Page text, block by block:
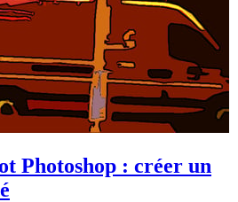
Photoshop : créer un